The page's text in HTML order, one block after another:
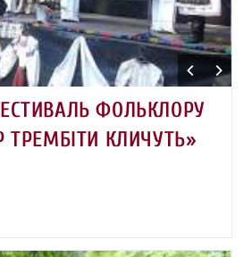
ФОЛЬКЛОРУ
ТРЕМБІТИ КЛИЧУТЬ»